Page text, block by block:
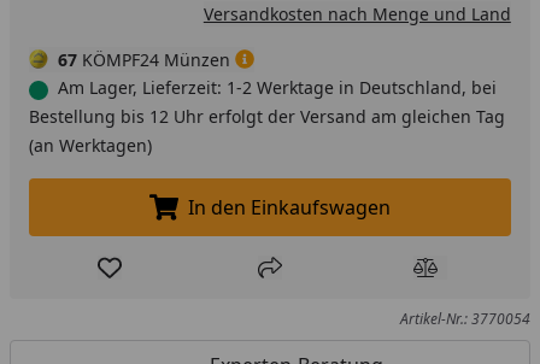
Versandkosten nach Menge und Land
67 KÖMPF24 Münzen
Am Lager, Lieferzeit: 1-2 Werktage in Deutschland, bei
Bestellung bis 12 Uhr erfolgt der Versand am gleichen Tag
(an Werktagen)
In den Einkaufswagen legen
In den Einkaufswagen
Produkt zur Wunschliste hinzufügen
Teilen Produkt
Artikel-Nr.: 3770054